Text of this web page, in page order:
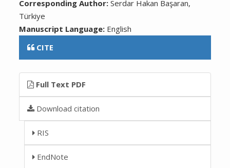
Corresponding Author:Serdar Hakan Başaran,
Türkiye
Manuscript Language: English
CITE
Full Text PDF
Download citation
RIS
EndNote